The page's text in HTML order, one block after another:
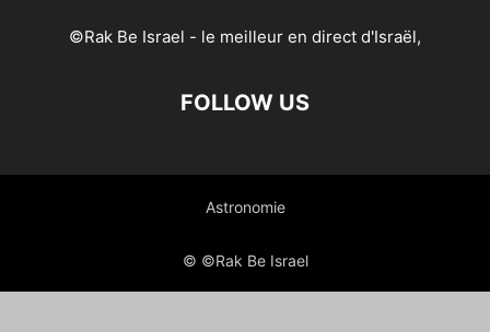
©Rak Be Israel - le meilleur en direct d'Israël,
FOLLOW US
Astronomie
© ©Rak Be Israel